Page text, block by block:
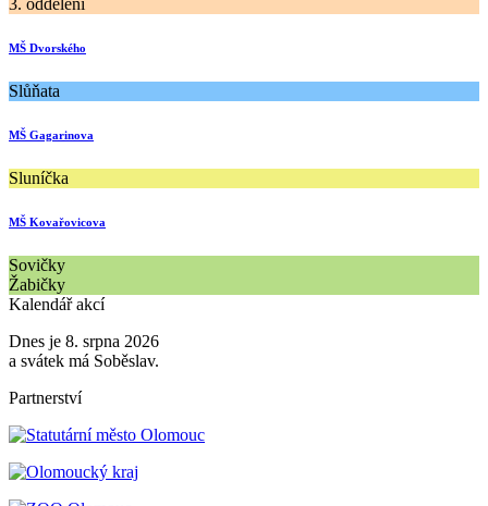
3. oddělení
MŠ Dvorského
Slůňata
MŠ Gagarinova
Sluníčka
MŠ Kovařovicova
Sovičky
Žabičky
Kalendář akcí
Dnes je 8. srpna 2026
a svátek má Soběslav.
Partnerství